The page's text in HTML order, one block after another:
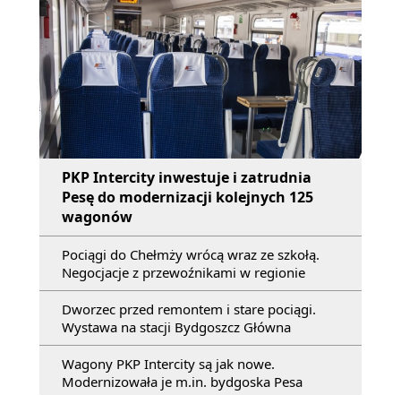
PKP Intercity inwestuje i zatrudnia
Pesę do modernizacji kolejnych 125
wagonów
Pociągi do Chełmży wrócą wraz ze szkołą.
Negocjacje z przewoźnikami w regionie
Dworzec przed remontem i stare pociągi.
Wystawa na stacji Bydgoszcz Główna
Wagony PKP Intercity są jak nowe.
Modernizowała je m.in. bydgoska Pesa